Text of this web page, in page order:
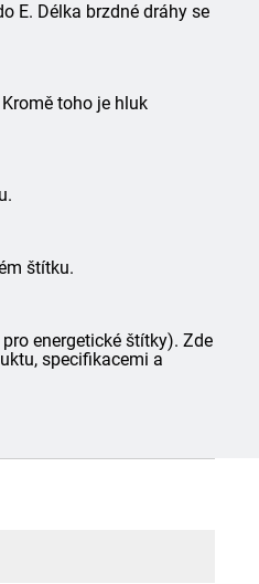
E. Délka brzdné dráhy se
toho je hluk
štítku.
energetické štítky). Zde
specifikacemi a